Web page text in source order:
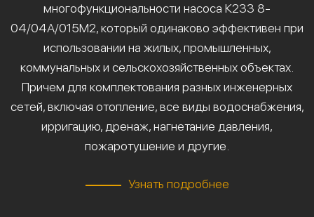
многофункциональности насоса К233 8-
04/04А/015М2, который одинаково эффективен при
использовании на жилых, промышленных,
коммунальных и сельскохозяйственных объектах.
Причем для комплектования разных инженерных
сетей, включая отопление, все виды водоснабжения,
ирригацию, дренаж, нагнетание давления,
пожаротушение и другие.
Узнать подробнее